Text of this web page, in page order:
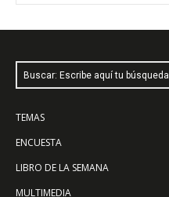
Buscar: Escribe aquí tu búsqueda
TEMAS
ENCUESTA
LIBRO DE LA SEMANA
MULTIMEDIA